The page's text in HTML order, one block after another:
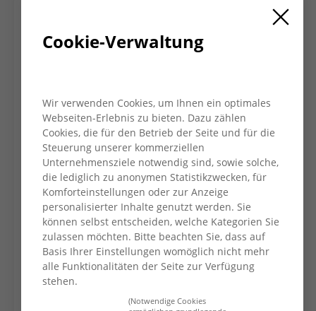
Kinder.
Weihnachtsgeschenk. Die Kinder können sich
über liebevoll verpackte Spielsachen freuen,
die sie per Los auswählen. Beate Achilles und
ihr Team bescheren vom 1. Dezember bis 20.
Dezember jeweils zu den Stoffwechsel-
Öffnungszeiten.
Mo. bis Do. von 9 Uhr und 15:00 Uhr, Fr. 9 Uhr
bis 13 Uhr.
AWO Stoffwechsel
Uerdinger Straße 31
47441 Moers
Cookie-Verwaltung
Wir verwenden Cookies, um Ihnen ein optimales
Webseiten-Erlebnis zu bieten. Dazu zählen
Cookies, die für den Betrieb der Seite und für die
Steuerung unserer kommerziellen
Unternehmensziele notwendig sind, sowie solche,
die lediglich zu anonymen Statistikzwecken, für
Komforteinstellungen oder zur Anzeige
personalisierter Inhalte genutzt werden. Sie
können selbst entscheiden, welche Kategorien Sie
zulassen möchten. Bitte beachten Sie, dass auf
Basis Ihrer Einstellungen womöglich nicht mehr
alle Funktionalitäten der Seite zur Verfügung
stehen.
(Notwendige Cookies